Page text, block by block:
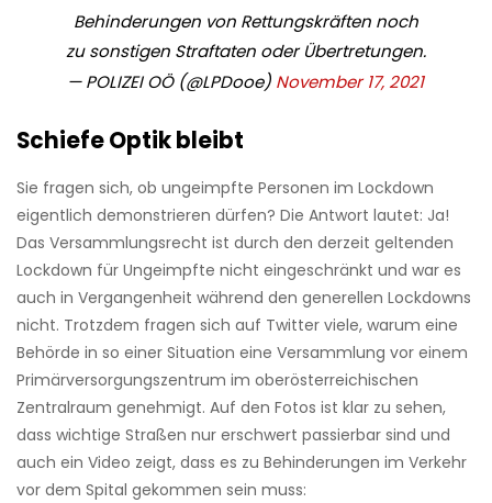
Behinderungen von Rettungskräften noch
zu sonstigen Straftaten oder Übertretungen.
— POLIZEI OÖ (@LPDooe) November 17, 2021
Schiefe Optik bleibt
Sie fragen sich, ob ungeimpfte Personen im Lockdown
eigentlich demonstrieren dürfen? Die Antwort lautet: Ja!
Das Versammlungsrecht ist durch den derzeit geltenden
Lockdown für Ungeimpfte nicht eingeschränkt und war es
auch in Vergangenheit während den generellen Lockdowns
nicht. Trotzdem fragen sich auf Twitter viele, warum eine
Behörde in so einer Situation eine Versammlung vor einem
Primärversorgungszentrum im oberösterreichischen
Zentralraum genehmigt. Auf den Fotos ist klar zu sehen,
dass wichtige Straßen nur erschwert passierbar sind und
auch ein Video zeigt, dass es zu Behinderungen im Verkehr
vor dem Spital gekommen sein muss: